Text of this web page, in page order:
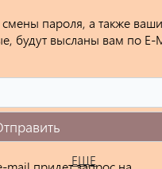
ЕЩЕ
смены пароля, а также ваши
будут высланы вам по E-